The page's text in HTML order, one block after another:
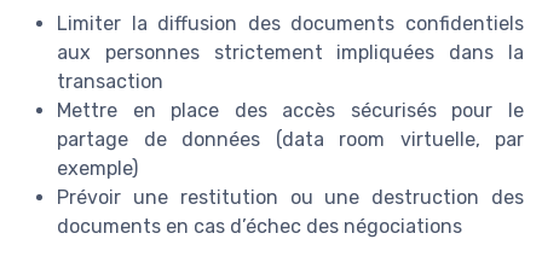
Limiter la diffusion des documents confidentiels
aux personnes strictement impliquées dans la
transaction
Mettre en place des accès sécurisés pour le
partage de données (data room virtuelle, par
exemple)
Prévoir une restitution ou une destruction des
documents en cas d’échec des négociations